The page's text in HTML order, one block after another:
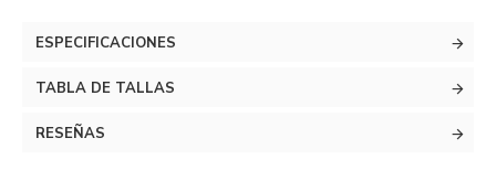
ESPECIFICACIONES
TABLA DE TALLAS
RESEÑAS